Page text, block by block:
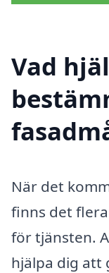
Vad
När det
finns det
för tjänsten.
hjälpa dig att